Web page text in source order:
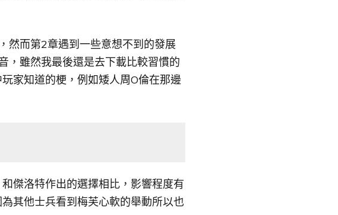
然而第2章遇到一些意想不到的發展
，雖然我最後還是去下載比較習慣的
家知道的梗，例如矮人周O倫在那邊
傑洛特作出的選擇相比，影響程度有
其他士兵看到梅芙心軟的舉動所以也